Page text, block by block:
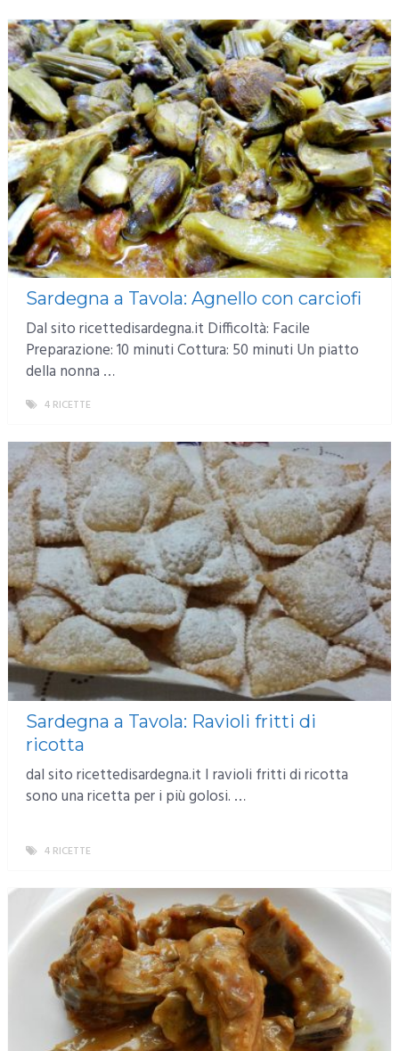
Sardegna a Tavola: Agnello con carciofi
Dal sito ricettedisardegna.it Difficoltà: Facile
Preparazione: 10 minuti Cottura: 50 minuti Un piatto
della nonna …
4 RICETTE
Sardegna a Tavola: Ravioli fritti di
ricotta
dal sito ricettedisardegna.it I ravioli fritti di ricotta
sono una ricetta per i più golosi. …
4 RICETTE